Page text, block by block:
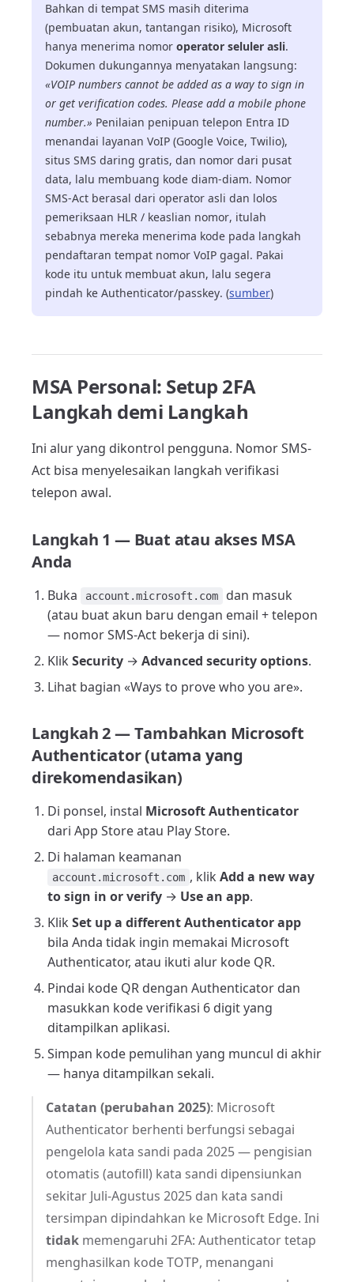
Bahkan di tempat SMS masih diterima
(pembuatan akun, tantangan risiko), Microsoft
hanya menerima nomor operator seluler asli.
Dokumen dukungannya menyatakan langsung:
«VOIP numbers cannot be added as a way to sign in
or get verification codes. Please add a mobile phone
number.» Penilaian penipuan telepon Entra ID
menandai layanan VoIP (Google Voice, Twilio),
situs SMS daring gratis, dan nomor dari pusat
data, lalu membuang kode diam-diam. Nomor
SMS-Act berasal dari operator asli dan lolos
pemeriksaan HLR / keaslian nomor, itulah
sebabnya mereka menerima kode pada langkah
pendaftaran tempat nomor VoIP gagal. Pakai
kode itu untuk membuat akun, lalu segera
pindah ke Authenticator/passkey. (sumber)
MSA Personal: Setup 2FA
Langkah demi Langkah
Ini alur yang dikontrol pengguna. Nomor SMS-
Act bisa menyelesaikan langkah verifikasi
telepon awal.
Langkah 1 — Buat atau akses MSA
Anda
Buka account.microsoft.com
dan masuk
(atau buat akun baru dengan email + telepon
— nomor SMS-Act bekerja di sini).
Klik Security → Advanced security options.
Lihat bagian «Ways to prove who you are».
Langkah 2 — Tambahkan Microsoft
Authenticator (utama yang
direkomendasikan)
Di ponsel, instal Microsoft Authenticator
dari App Store atau Play Store.
Di halaman keamanan
account.microsoft.com , klik Add a new way
to sign in or verify → Use an app.
Klik Set up a different Authenticator app
bila Anda tidak ingin memakai Microsoft
Authenticator, atau ikuti alur kode QR.
Pindai kode QR dengan Authenticator dan
masukkan kode verifikasi 6 digit yang
ditampilkan aplikasi.
Simpan kode pemulihan yang muncul di akhir
— hanya ditampilkan sekali.
Catatan (perubahan 2025): Microsoft
Authenticator berhenti berfungsi sebagai
pengelola kata sandi pada 2025 — pengisian
otomatis (autofill) kata sandi dipensiunkan
sekitar Juli-Agustus 2025 dan kata sandi
tersimpan dipindahkan ke Microsoft Edge. Ini
tidak memengaruhi 2FA: Authenticator tetap
menghasilkan kode TOTP, menangani